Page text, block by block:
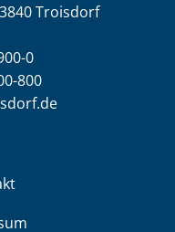
Troisdorf
0
800